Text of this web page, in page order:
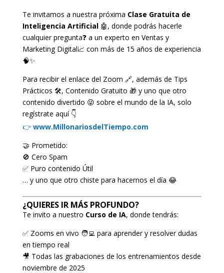
Te invitamos a nuestra próxima Clase Gratuita de
Inteligencia Artificial🤖, donde podrás hacerle
cualquier pregunta❓ a un experto en Ventas y
Marketing Digital📈 con más de 15 años de experiencia
🧠✨
Para recibir el enlace del Zoom 🔗, además de Tips
Prácticos 🛠️, Contenido Gratuito 🎁 y uno que otro
contenido divertido 😜 sobre el mundo de la IA, solo
regístrate aquí 👇
👉 www.MillonariosdelTiempo.com
🤝 Prometido:
🚫 Cero Spam
✅ Puro contenido Útil
… y uno que otro chiste para hacernos el día 😂
¿QUIERES IR MÁS PROFUNDO?
Te invito a nuestro Curso de IA, donde tendrás:
✅ Zooms en vivo 🧑‍💻 para aprender y resolver dudas
en tiempo real
🎥 Todas las grabaciones de los entrenamientos desde
noviembre de 2025